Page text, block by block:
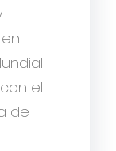
el
de